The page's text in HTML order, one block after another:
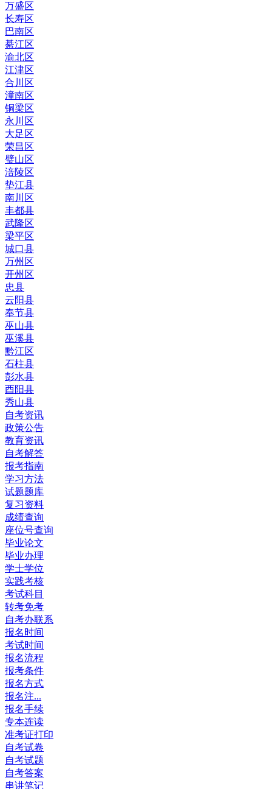
万盛区
长寿区
巴南区
綦江区
渝北区
江津区
合川区
潼南区
铜梁区
永川区
大足区
荣昌区
璧山区
涪陵区
垫江县
南川区
丰都县
武隆区
梁平区
城口县
万州区
开州区
忠县
云阳县
奉节县
巫山县
巫溪县
黔江区
石柱县
彭水县
酉阳县
秀山县
自考资讯
政策公告
教育资讯
自考解答
报考指南
学习方法
试题题库
复习资料
成绩查询
座位号查询
毕业论文
毕业办理
学士学位
实践考核
考试科目
转考免考
自考办联系
报名时间
考试时间
报名流程
报考条件
报名方式
报名注...
报名手续
专本连读
准考证打印
自考试卷
自考试题
自考答案
串讲笔记